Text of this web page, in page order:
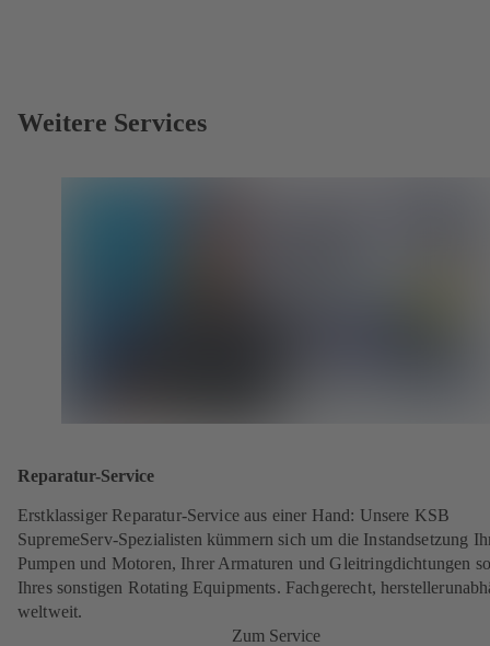
Weitere Services
Reparatur-Service
Erstklassiger Reparatur-Service aus einer Hand: Unsere KSB
SupremeServ-Spezialisten kümmern sich um die Instandsetzung
Pumpen und Motoren, Ihrer Armaturen und Gleitringdichtungen
Ihres sonstigen Rotating Equipments. Fachgerecht,
weltweit.
Zum Service